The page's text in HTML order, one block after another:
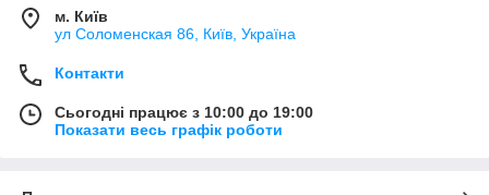
м. Київ
ул Соломенская 86, Київ, Україна
Контакти
Сьогодні працює з 10:00 до 19:00
Показати весь графік роботи